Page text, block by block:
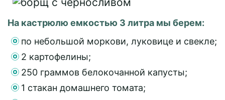
На кастрюлю емкостью 3 литра мы берем:
по небольшой моркови, луковице и свекле;
2 картофелины;
250 граммов белокочанной капусты;
1 стакан домашнего томата;